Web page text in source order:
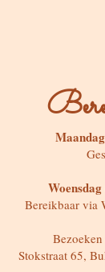
Bereikbaar via
Stokstraat 65,